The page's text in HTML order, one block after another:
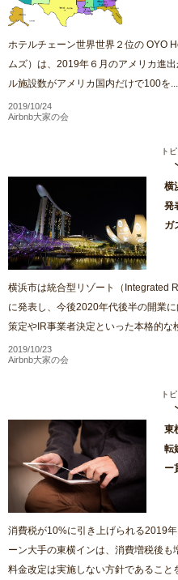
ホテルチェーン世界世界２位の OYO
ムズ）は、2019年６月のアメリカ進
ル施設数がアメリカ国内だけで100を...
2019/10/24
Airbnb大家の会
ト
横
発
ガ
横浜市は統合型リゾート（Integrated
に発表し、今後2020年代後半の開業
策定やIR事業者決定といった本格的な
2019/10/23
Airbnb大家の会
ト
東
転
ー
消費税が10%に引き上げられる2019
ーン大手の東横インは、消費増税後
料金改定は実施しない方針であること